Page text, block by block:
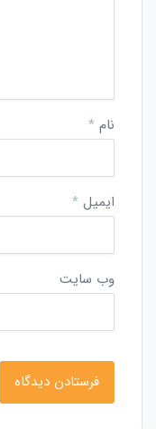
نام *
ایمیل *
وب‌ سایت